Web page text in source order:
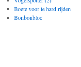
Boete voor te hard rijden
Bonbonbloc